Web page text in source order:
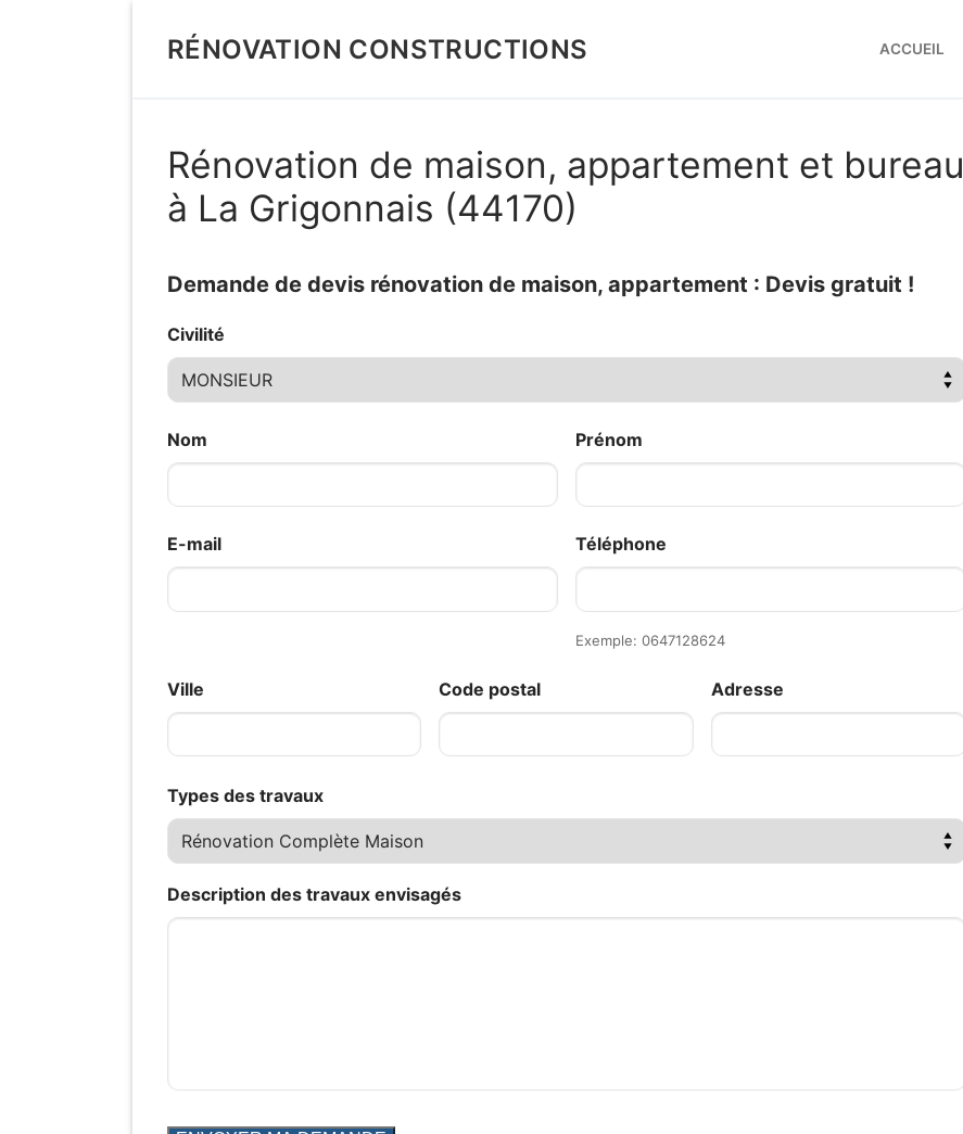
RÉNOVATION CONSTRUCTIONS ACCUEIL
Rénovation de maison, appartement et bureau
à La Grigonnais (44170)
Demande de devis rénovation de maison, appartement : Devis gratuit !
Civilité
Nom Prénom
E-mail Téléphone
Exemple: 0647128624
Ville Code postal Adresse
Types des travaux
Description des travaux envisagés